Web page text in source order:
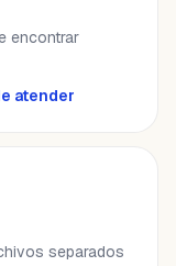
encontrar
atender
separados